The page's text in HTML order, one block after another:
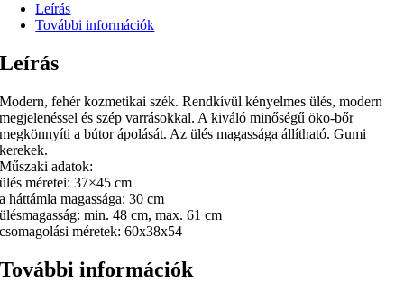
Leírás
További információk
Leírás
Modern, fehér kozmetikai szék. Rendkívül kényelmes ülés, modern
megjelenéssel és szép varrásokkal. A kiváló minőségű öko-bőr
megkönnyíti a bútor ápolását. Az ülés magassága állítható. Gumi
kerekek.
Műszaki adatok:
ülés méretei: 37×45 cm
a háttámla magassága: 30 cm
ülésmagasság: min. 48 cm, max. 61 cm
csomagolási méretek: 60x38x54
További információk